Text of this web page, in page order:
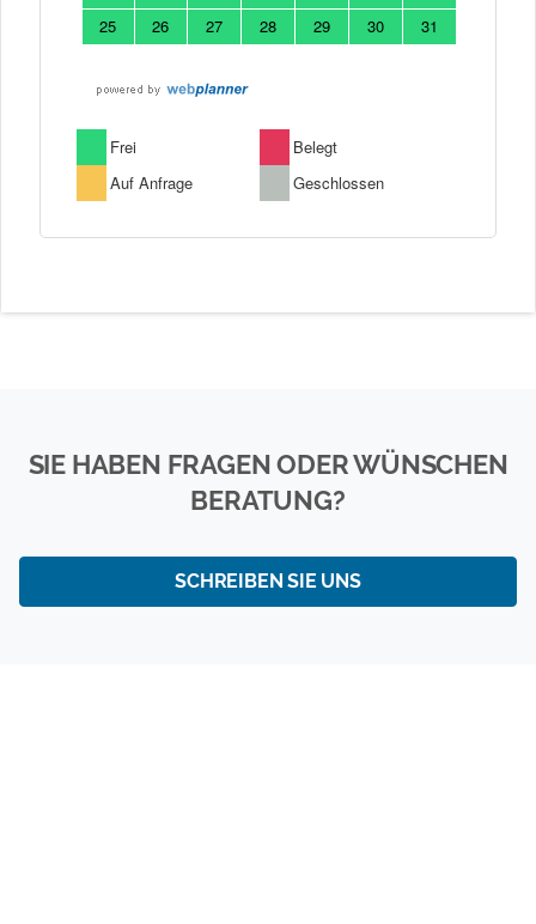
SIE HABEN FRAGEN ODER WÜNSCHEN
BERATUNG?
SCHREIBEN SIE UNS